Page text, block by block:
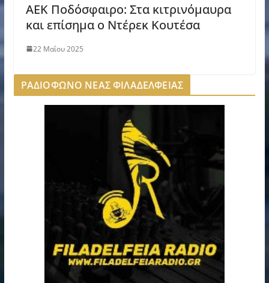
ΑΕΚ Ποδόσφαιρο: Στα κιτρινόμαυρα
και επίσημα ο Ντέρεκ Κουτέσα
22 Μαΐου 2025
ΡΑΔΙΟΦΩΝΟ ΝΕΑΣ ΦΙΛΑΔΕΛΦΕΙΑΣ